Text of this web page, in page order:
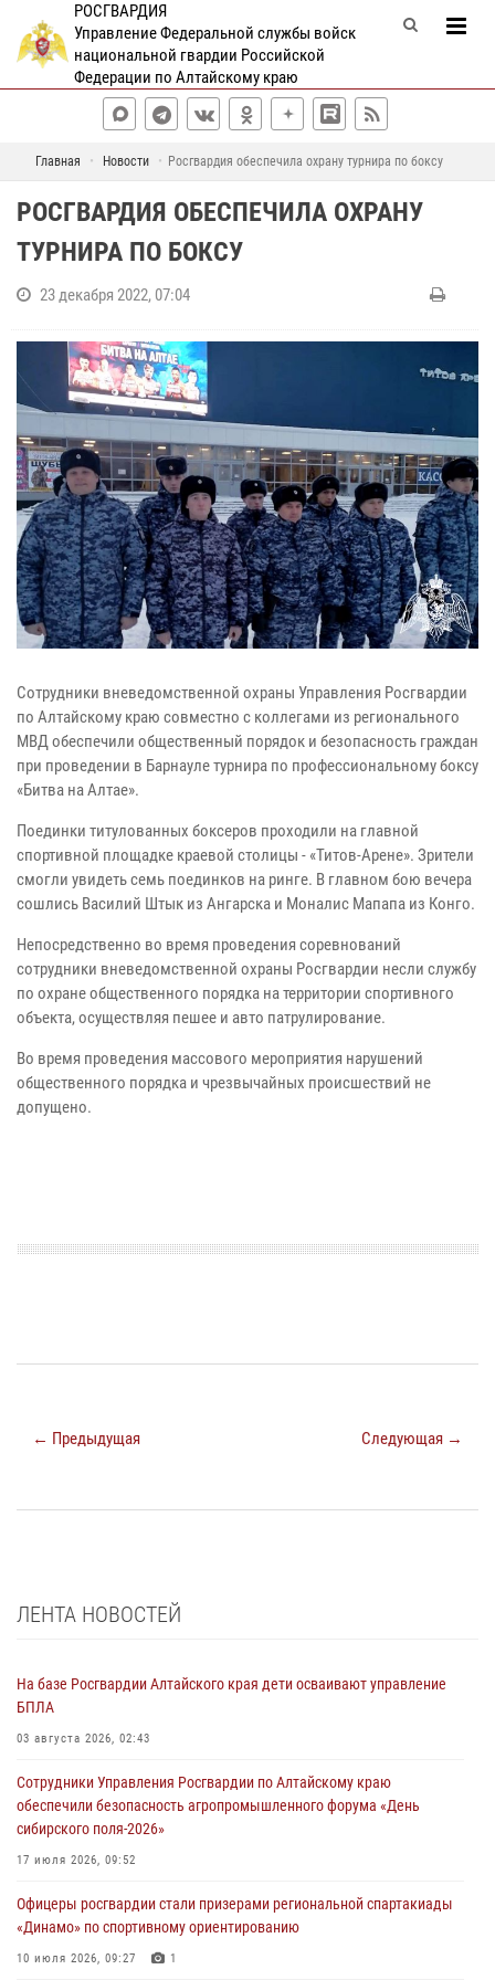
РОСГВАРДИЯ
Управление Федеральной службы войск
национальной гвардии Российской
Федерации по Алтайскому краю
Главная Новости Росгвардия обеспечила охрану турнира по боксу
РОСГВАРДИЯ ОБЕСПЕЧИЛА ОХРАНУ
ТУРНИРА ПО БОКСУ
23 декабря 2022, 07:04
Сотрудники вневедомственной охраны Управления Росгвардии
по Алтайскому краю совместно с коллегами из регионального
МВД обеспечили общественный порядок и безопасность граждан
при проведении в Барнауле турнира по профессиональному боксу
«Битва на Алтае».
Поединки титулованных боксеров проходили на главной
спортивной площадке краевой столицы - «Титов-Арене». Зрители
смогли увидеть семь поединков на ринге. В главном бою вечера
сошлись Василий Штык из Ангарска и Моналис Мапапа из Конго.
Непосредственно во время проведения соревнований
сотрудники вневедомственной охраны Росгвардии несли службу
по охране общественного порядка на территории спортивного
объекта, осуществляя пешее и авто патрулирование.
Во время проведения массового мероприятия нарушений
общественного порядка и чрезвычайных происшествий не
допущено.
← Предыдущая Следующая →
ЛЕНТА НОВОСТЕЙ
На базе Росгвардии Алтайского края дети осваивают управление
БПЛА
03 августа 2026, 02:43
Сотрудники Управления Росгвардии по Алтайскому краю
обеспечили безопасность агропромышленного форума «День
сибирского поля-2026»
17 июля 2026, 09:52
Офицеры росгвардии стали призерами региональной спартакиады
«Динамо» по спортивному ориентированию
10 июля 2026, 09:27 1